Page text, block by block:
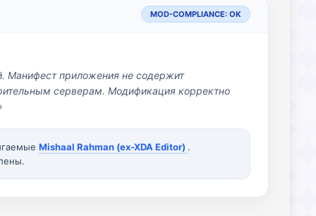
MOD-COMPLIANCE: OK
Манифест приложения не содержит
серверам. Модификация корректно
Mishaal Rahman (ex-XDA Editor) .